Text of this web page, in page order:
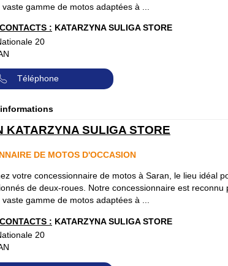
gamme de motos adaptées à ...
: KATARZYNA SULIGA STORE
20
Téléphone
KATARZYNA SULIGA STORE
DE MOTOS D'OCCASION
votre concessionnaire de motos à Saran, le lieu idéal
de deux-roues. Notre concessionnaire est reconnu
gamme de motos adaptées à ...
: KATARZYNA SULIGA STORE
20